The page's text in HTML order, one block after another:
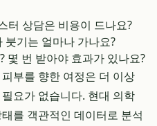
터 상담은 비용이 드나요?
붓기는 얼마나 가나요?
몇 번 받아야 효과가 있나요?
부를 향한 여정은 더 이상
요가 없습니다. 현대 의학
를 객관적인 데이터로 분석